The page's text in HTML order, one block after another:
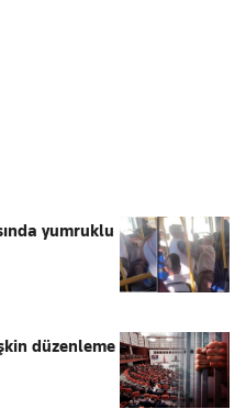
yumruklu
düzenleme